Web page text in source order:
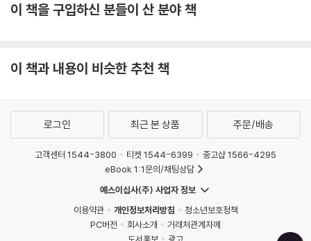
이 책을 구입하신 분들이 산 분야 책
이 책과 내용이 비슷한 추천 책
로그인 최근 본 상품 주문/배송
고객센터 1544-3800 티켓 1544-6399
중고샵 1566-4295
eBook 1:1문의/채팅상담
예스이십사(주) 사업자 정보
이용약관
개인정보처리방침
청소년보호정책
PC버전
회사소개
거래처관계자께